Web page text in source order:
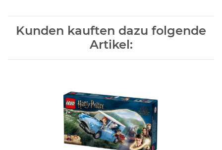
Kunden kauften dazu folgende
Artikel: